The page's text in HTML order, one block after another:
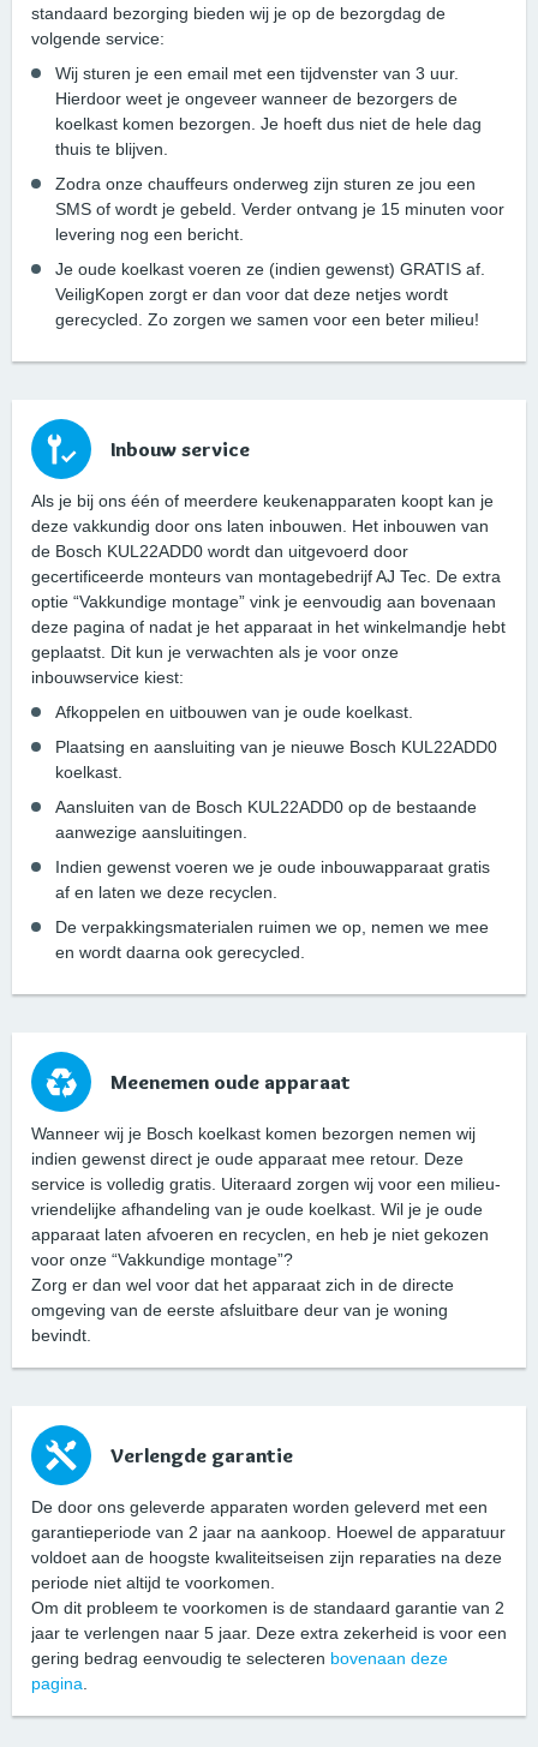
standaard bezorging bieden wij je op de bezorgdag de
volgende service:
Wij sturen je een email met een tijdvenster van 3 uur.
Hierdoor weet je ongeveer wanneer de bezorgers de
koelkast komen bezorgen. Je hoeft dus niet de hele dag
thuis te blijven.
Zodra onze chauffeurs onderweg zijn sturen ze jou een
SMS of wordt je gebeld. Verder ontvang je 15 minuten voor
levering nog een bericht.
Je oude koelkast voeren ze (indien gewenst) GRATIS af.
VeiligKopen zorgt er dan voor dat deze netjes wordt
gerecycled. Zo zorgen we samen voor een beter milieu!
Inbouw service
Als je bij ons één of meerdere keukenapparaten koopt kan je
deze vakkundig door ons laten inbouwen. Het inbouwen van
de Bosch KUL22ADD0 wordt dan uitgevoerd door
gecertificeerde monteurs van montagebedrijf AJ Tec. De extra
optie “Vakkundige montage” vink je eenvoudig aan bovenaan
deze pagina of nadat je het apparaat in het winkelmandje hebt
geplaatst. Dit kun je verwachten als je voor onze
inbouwservice kiest:
Afkoppelen en uitbouwen van je oude koelkast.
Plaatsing en aansluiting van je nieuwe Bosch KUL22ADD0
koelkast.
Aansluiten van de Bosch KUL22ADD0 op de bestaande
aanwezige aansluitingen.
Indien gewenst voeren we je oude inbouwapparaat gratis
af en laten we deze recyclen.
De verpakkingsmaterialen ruimen we op, nemen we mee
en wordt daarna ook gerecycled.
Meenemen oude apparaat
Wanneer wij je Bosch koelkast komen bezorgen nemen wij
indien gewenst direct je oude apparaat mee retour. Deze
service is volledig gratis. Uiteraard zorgen wij voor een milieu-
vriendelijke afhandeling van je oude koelkast. Wil je je oude
apparaat laten afvoeren en recyclen, en heb je niet gekozen
voor onze “Vakkundige montage”?
Zorg er dan wel voor dat het apparaat zich in de directe
omgeving van de eerste afsluitbare deur van je woning
bevindt.
Verlengde garantie
De door ons geleverde apparaten worden geleverd met een
garantieperiode van 2 jaar na aankoop. Hoewel de apparatuur
voldoet aan de hoogste kwaliteitseisen zijn reparaties na deze
periode niet altijd te voorkomen.
Om dit probleem te voorkomen is de standaard garantie van 2
jaar te verlengen naar 5 jaar. Deze extra zekerheid is voor een
gering bedrag eenvoudig te selecteren bovenaan deze
pagina.